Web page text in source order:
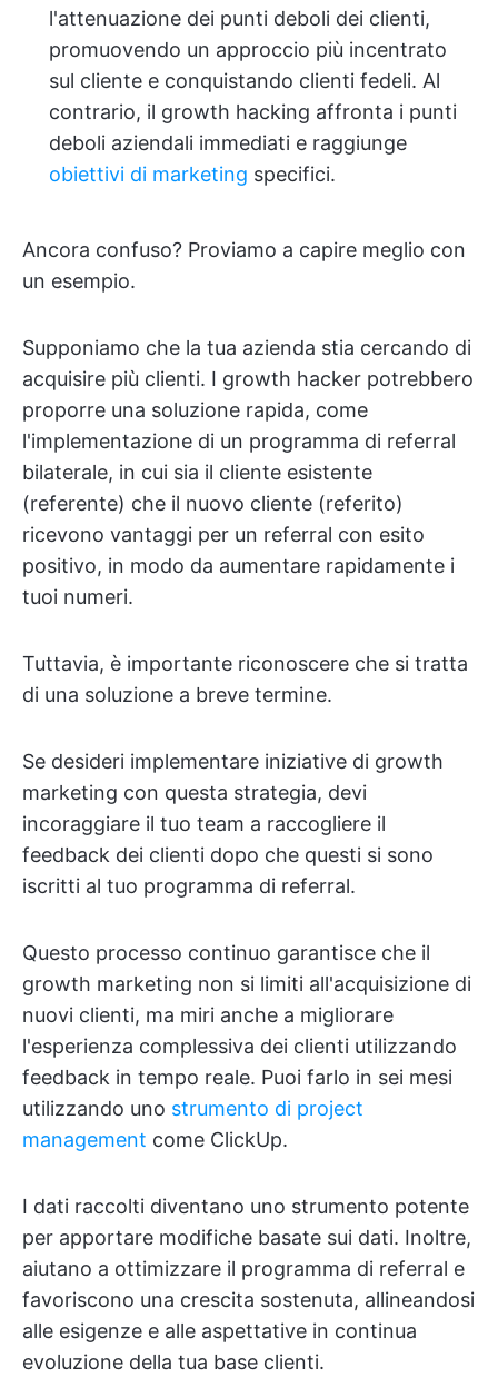
l'attenuazione dei punti deboli dei clienti,
promuovendo un approccio più incentrato
sul cliente e conquistando clienti fedeli. Al
contrario, il growth hacking affronta i punti
deboli aziendali immediati e raggiunge
obiettivi di marketing specifici.
Ancora confuso? Proviamo a capire meglio con
un esempio.
Supponiamo che la tua azienda stia cercando di
acquisire più clienti. I growth hacker potrebbero
proporre una soluzione rapida, come
l'implementazione di un programma di referral
bilaterale, in cui sia il cliente esistente
(referente) che il nuovo cliente (referito)
ricevono vantaggi per un referral con esito
positivo, in modo da aumentare rapidamente i
tuoi numeri.
Tuttavia, è importante riconoscere che si tratta
di una soluzione a breve termine.
Se desideri implementare iniziative di growth
marketing con questa strategia, devi
incoraggiare il tuo team a raccogliere il
feedback dei clienti dopo che questi si sono
iscritti al tuo programma di referral.
Questo processo continuo garantisce che il
growth marketing non si limiti all'acquisizione di
nuovi clienti, ma miri anche a migliorare
l'esperienza complessiva dei clienti utilizzando
feedback in tempo reale. Puoi farlo in sei mesi
utilizzando uno strumento di project
management come ClickUp.
I dati raccolti diventano uno strumento potente
per apportare modifiche basate sui dati. Inoltre,
aiutano a ottimizzare il programma di referral e
favoriscono una crescita sostenuta, allineandosi
alle esigenze e alle aspettative in continua
evoluzione della tua base clienti.